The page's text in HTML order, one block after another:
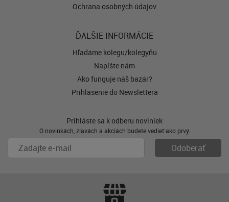
Ochrana osobných údajov
ĎALŠIE INFORMÁCIE
Hľadáme kolegu/kolegyňu
Napíšte nám
Ako funguje náš bazár?
Prihlásenie do Newslettera
Prihláste sa k odberu noviniek
O novinkách, zľavách a akciách budete vedieť ako prvý.